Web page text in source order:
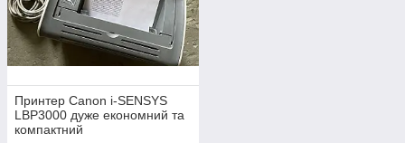
Принтер Canon i-SENSYS
LBP3000 дуже економний та
компактний